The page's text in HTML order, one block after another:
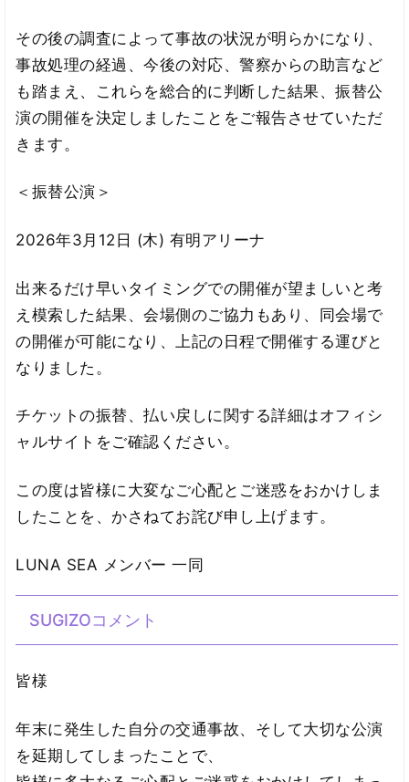
その後の調査によって事故の状況が明らかになり、
事故処理の経過、今後の対応、警察からの助言など
も踏まえ、これらを総合的に判断した結果、振替公
演の開催を決定しましたことをご報告させていただ
きます。
＜振替公演＞
2026年3月12日 (木) 有明アリーナ
出来るだけ早いタイミングでの開催が望ましいと考
え模索した結果、会場側のご協力もあり、同会場で
の開催が可能になり、上記の日程で開催する運びと
なりました。
チケットの振替、払い戻しに関する詳細はオフィシ
ャルサイトをご確認ください。
この度は皆様に大変なご心配とご迷惑をおかけしま
したことを、かさねてお詫び申し上げます。
LUNA SEA メンバー 一同
SUGIZOコメント
皆様
年末に発生した自分の交通事故、そして大切な公演
を延期してしまったことで、